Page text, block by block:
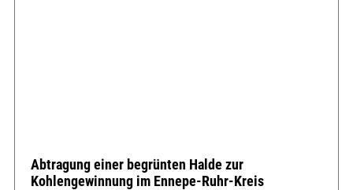
Abtragung einer begrünten Halde zur
Kohlengewinnung im Ennepe-Ruhr-Kreis